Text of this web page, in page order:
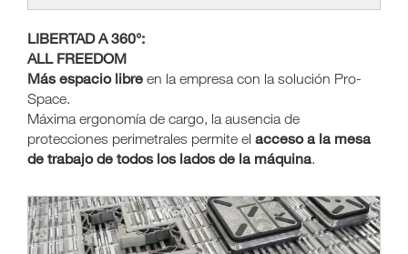
LIBERTAD A 360°:
ALL FREEDOM
Más espacio libre en la empresa con la solución Pro-
Space.
Máxima ergonomía de cargo, la ausencia de
protecciones perimetrales permite el acceso a la mesa
de trabajo de todos los lados de la máquina.